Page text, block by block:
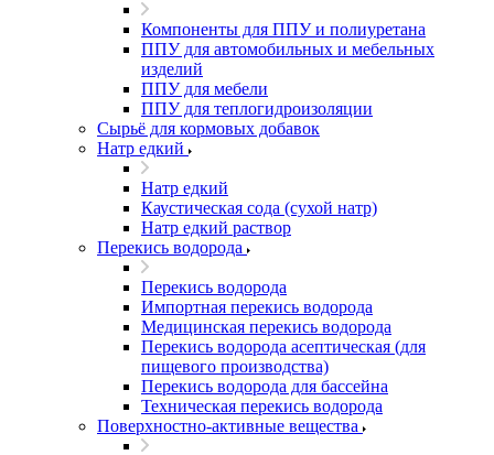
Компоненты для ППУ и полиуретана
ППУ для автомобильных и мебельных
изделий
ППУ для мебели
ППУ для теплогидроизоляции
Сырьё для кормовых добавок
Натр едкий
Натр едкий
Каустическая сода (сухой натр)
Натр едкий раствор
Перекись водорода
Перекись водорода
Импортная перекись водорода
Медицинская перекись водорода
Перекись водорода асептическая (для
пищевого производства)
Перекись водорода для бассейна
Техническая перекись водорода
Поверхностно-активные вещества